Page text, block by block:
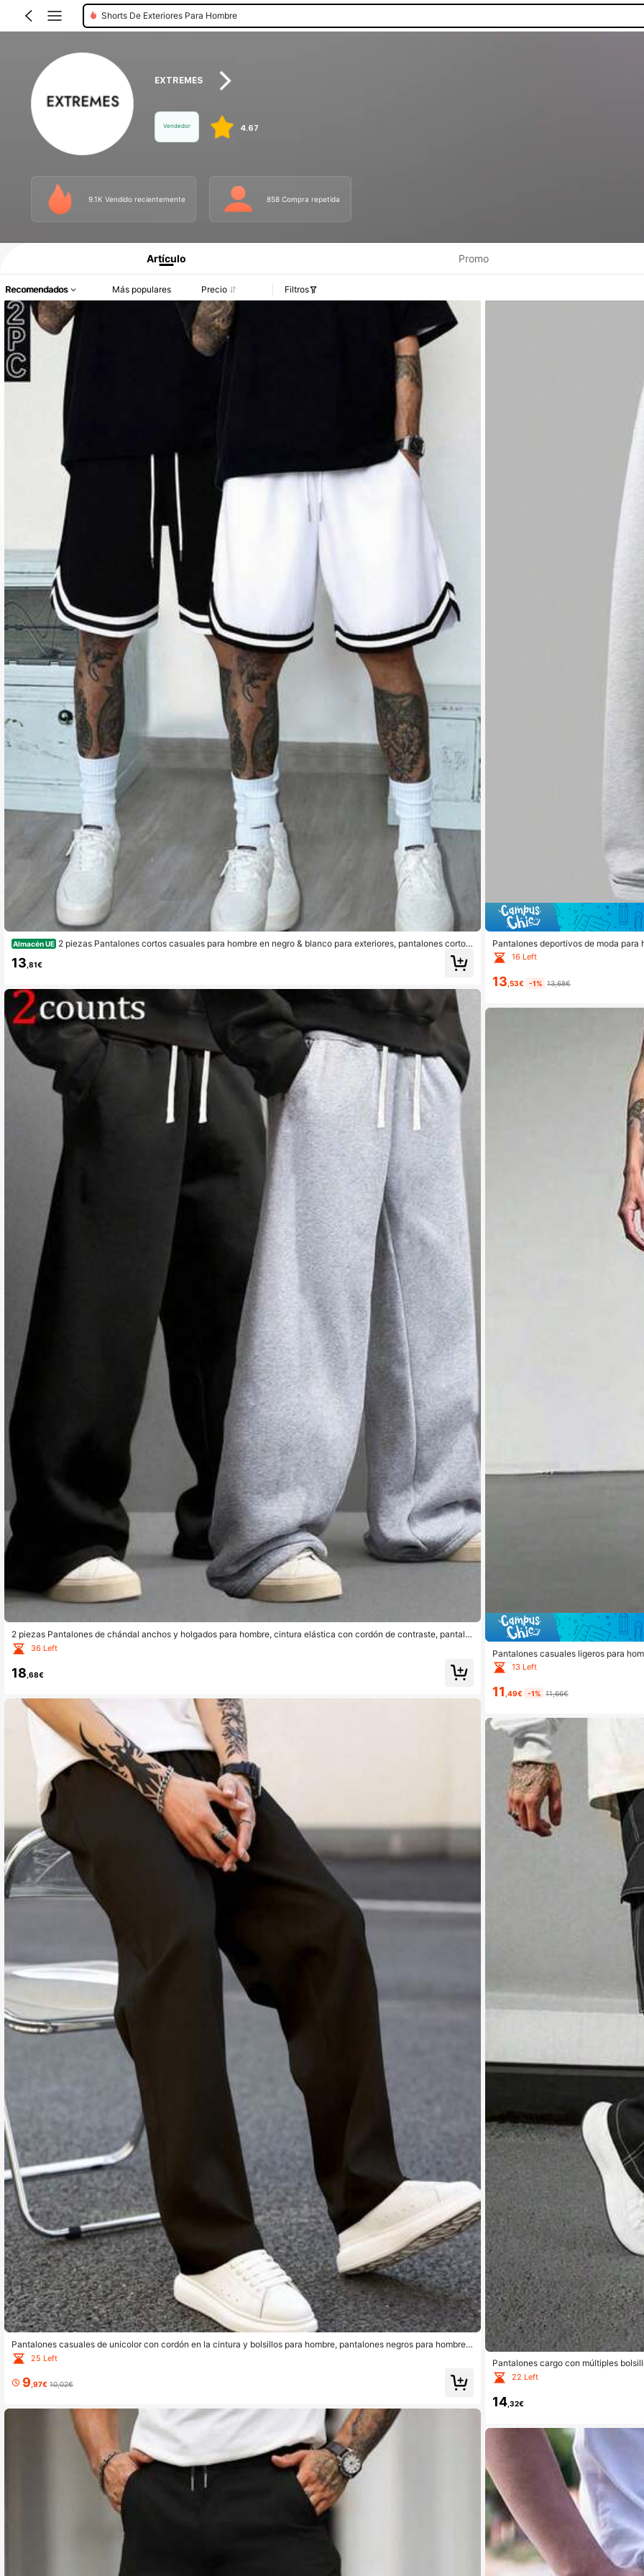
Shorts De Exteriores Para Hombre
EXTREMES
Vendedor 4.67
9.1K Vendido recientemente 858 Compra repetida
Información del producto: Divulgación de precios, detalles de ventas y existencias.
Artículo Promo
Recomendados Más populares Precio Filtros
Almacén UE 2 piezas Pantalones cortos casuales para hombre en negro & blanco para exteriores, pantalones cortos
13 ,81€
2 piezas Pantalones de chándal anchos y holgados para hombre, cintura elástica con cordón de contraste, pantalo
nes largos de estilo urbano para uso diario y ocasiones al aire libre
36 Left
18 ,68€
Pantalones casuales de unicolor con cordón en la cintura y bolsillos para hombre, pantalones negros para hombre,
pantalones de pierna recta para hombre, pantalones casuales para hombre, pantalones de chándal para hombre, pa
ra otoño
25 Left
9 ,97€ 10,02€
Pantalones deportivos de moda
sual, con cordón en la cintura y
nde.
16 Left
13 ,53€ -1% 13,68€
Pantalones casuales ligeros para
dos para hombres, adecuados para
13 Left
11 ,49€ -1% 11,66€
Pantalones cargo con múltiples
ones, viajes diarios, deportes,
s, moda urbana negra de primavera
22 Left
14,32€